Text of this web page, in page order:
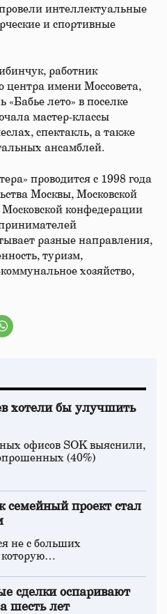
интеллектуальные
и спортивные
работник
центра имени Моссовета,
лето» в поселке
мастер-классы
спектакль, а также
ансамблей.
проводится с 1998 года
Москвы, Московской
конфедерации
разные направления,
туризм,
хозяйство,
хотели бы улучшить
офисов SOK выяснили,
(40%)
семейный проект стал
не с больших
которую…
сделки оспаривают
шесть лет